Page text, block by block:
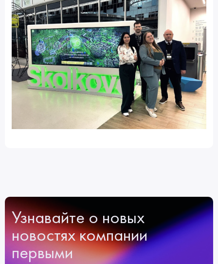
Узнавайте о новых
новостях компании
первыми